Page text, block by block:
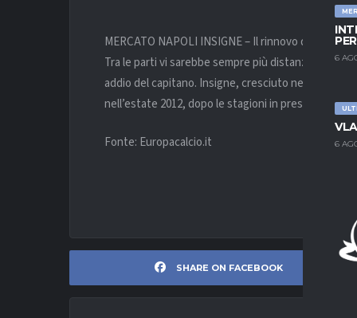
6
6
MERCATO NAPOLI INSIGNE – Il rinnovo del
Tra le parti vi sarebbe sempre più distanza. In
addio del capitano. Insigne, cresciuto nel vivaio
nell’estate 2012, dopo le stagioni in prestito al
Fonte: Europacalcio.it
SHARE ON FACEBOOK